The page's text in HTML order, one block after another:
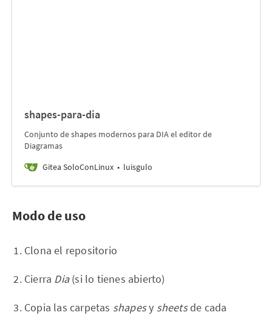
shapes-para-dia
Conjunto de shapes modernos para DIA el editor de
Diagramas
Gitea SoloConLinux
luisgulo
Modo de uso
Clona el repositorio
Cierra Dia(si lo tienes abierto)
Copia las carpetas shapesy sheetsde cada